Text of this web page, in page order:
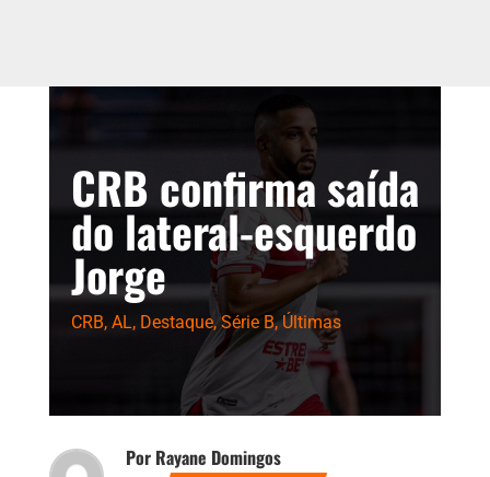
CRB confirma saída
do lateral-esquerdo
Jorge
CRB, AL, Destaque, Série B,Últimas
Por Rayane Domingos